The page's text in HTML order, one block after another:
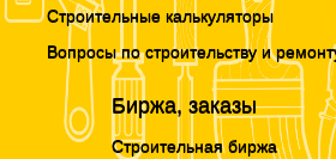
Строительные калькуляторы
Вопросы по строительству и
Биржа, заказы
Строительная биржа